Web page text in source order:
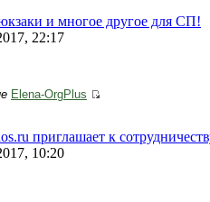
и многое другое для СП!
22:17
Elena-OrgPlus
приглашает к
10:20